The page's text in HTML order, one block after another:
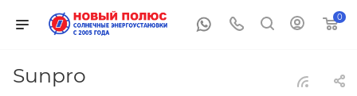
0
Sunpro